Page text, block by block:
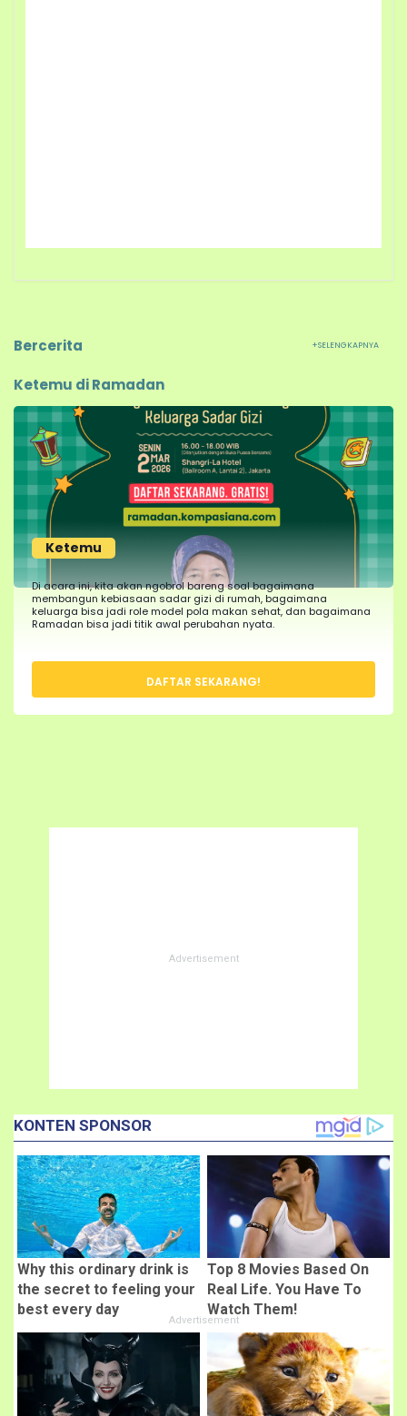
Bercerita +SELENGKAPNYA
Ketemu di Ramadan
Ketemu
Di acara ini, kita akan ngobrol bareng soal bagaimana
membangun kebiasaan sadar gizi di rumah, bagaimana
keluarga bisa jadi role model pola makan sehat, dan bagaimana
Ramadan bisa jadi titik awal perubahan nyata.
DAFTAR SEKARANG!
KONTEN SPONSOR
Why this ordinary drink is
the secret to feeling your
best every day
Top 8 Movies Based On
Real Life. You Have To
Watch Them!